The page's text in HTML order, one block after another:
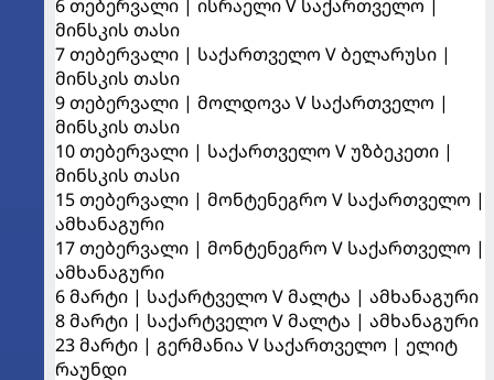
6 თებერვალი | ისრაელი V საქართველო |
მინსკის თასი
7 თებერვალი | საქართველო V ბელარუსი |
მინსკის თასი
9 თებერვალი | მოლდოვა V საქართველო |
მინსკის თასი
10 თებერვალი | საქართველო V უზბეკეთი |
მინსკის თასი
15 თებერვალი | მონტენეგრო V საქართველო |
ამხანაგური
17 თებერვალი | მონტენეგრო V საქართველო |
ამხანაგური
6 მარტი | საქარტველო V მალტა | ამხანაგური
8 მარტი | საქარტველო V მალტა | ამხანაგური
23 მარტი | გერმანია V საქართველო | ელიტ
რაუნდი